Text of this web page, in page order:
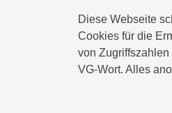
Diese Webseite
Cookies für die
von Zugriffszahlen
VG-Wort. Alles